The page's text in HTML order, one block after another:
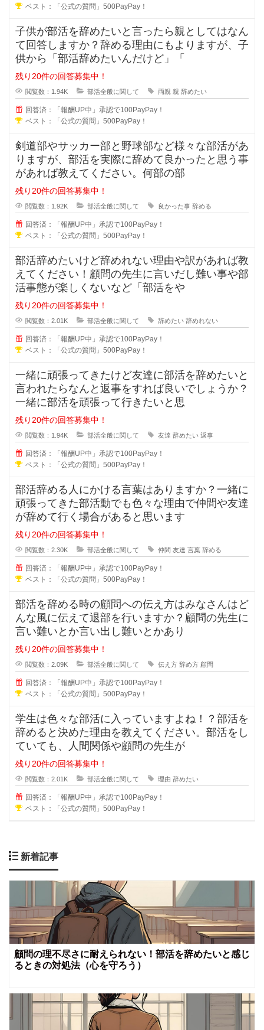
ベスト：「公式の質問」500PayPay！
子供が部活を辞めたいと言ったら親としてはなん
て回答しますか？辞める理由にもよりますが、子
供から「部活辞めたいんだけど」「
残り20件の回答募集中！
閲覧数：1.94K 部活全般に関して 両親 親 辞めたい
回答済：「報酬UP中」承認で100PayPay！
ベスト：「公式の質問」500PayPay！
剣道部やサッカー部と野球部など様々な部活があ
りますが、部活を実際に辞めて良かったと思う事
があれば教えてください。何部の部
残り20件の回答募集中！
閲覧数：1.92K 部活全般に関して 良かった事 辞める
回答済：「報酬UP中」承認で100PayPay！
ベスト：「公式の質問」500PayPay！
部活辞めたいけど辞めれない理由や訳があれば教
えてください！顧問の先生に言いだし難い事や部
活事態が楽しくないなど「部活をや
残り20件の回答募集中！
閲覧数：2.01K 部活全般に関して 辞めたい 辞めれない
回答済：「報酬UP中」承認で100PayPay！
ベスト：「公式の質問」500PayPay！
一緒に頑張ってきたけど友達に部活を辞めたいと
言われたらなんと返事をすれば良いでしょうか？
一緒に部活を頑張って行きたいと思
残り20件の回答募集中！
閲覧数：1.94K 部活全般に関して 友達 辞めたい 返事
回答済：「報酬UP中」承認で100PayPay！
ベスト：「公式の質問」500PayPay！
部活辞める人にかける言葉はありますか？一緒に
頑張ってきた部活動でも色々な理由で仲間や友達
が辞めて行く場合があると思います
残り20件の回答募集中！
閲覧数：2.30K 部活全般に関して 仲間 友達 言葉 辞める
回答済：「報酬UP中」承認で100PayPay！
ベスト：「公式の質問」500PayPay！
部活を辞める時の顧問への伝え方はみなさんはど
んな風に伝えて退部を行いますか？顧問の先生に
言い難いとか言い出し難いとかあり
残り20件の回答募集中！
閲覧数：2.09K 部活全般に関して 伝え方 辞め方 顧問
回答済：「報酬UP中」承認で100PayPay！
ベスト：「公式の質問」500PayPay！
学生は色々な部活に入っていますよね！？部活を
辞めると決めた理由を教えてください。部活をし
ていても、人間関係や顧問の先生が
残り20件の回答募集中！
閲覧数：2.01K 部活全般に関して 理由 辞めたい
回答済：「報酬UP中」承認で100PayPay！
ベスト：「公式の質問」500PayPay！
新着記事
顧問の理不尽さに耐えられない！部活を辞めたいと感じ
るときの対処法（心を守ろう）